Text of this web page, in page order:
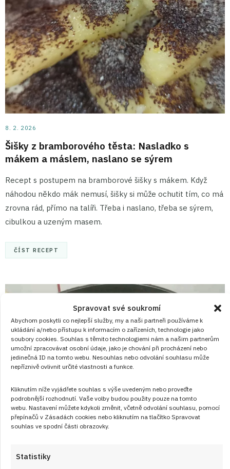
Spravovat své soukromí
Abychom poskytli co nejlepší služby, my a naši partneři používáme k
ukládání a/nebo přístupu k informacím o zařízeních, technologie jako
soubory cookies. Souhlas s těmito technologiemi nám a našim partnerům
umožní zpracovávat osobní údaje, jako je chování při procházení nebo
jedinečná ID na tomto webu. Nesouhlas nebo odvolání souhlasu může
nepříznivě ovlivnit určité vlastnosti a funkce.
Kliknutím níže vyjádřete souhlas s výše uvedeným nebo proveďte
podrobnější rozhodnutí. Vaše volby budou použity pouze na tomto
webu. Nastavení můžete kdykoli změnit, včetně odvolání souhlasu, pomocí
přepínačů v Zásadách cookies nebo kliknutím na tlačítko Spravovat
souhlas ve spodní části obrazovky.
Statistiky
8. 2. 2026
Šišky z bramborového těsta: Nasladko s
mákem a máslem, naslano se sýrem
Recept s postupem na bramborové šišky s mákem. Když
náhodou někdo mák nemusí, šišky si může ochutit tím, co má
zrovna rád, přímo na talíři. Třeba i naslano, třeba se sýrem,
cibulkou a uzeným masem.
ČÍST RECEPT